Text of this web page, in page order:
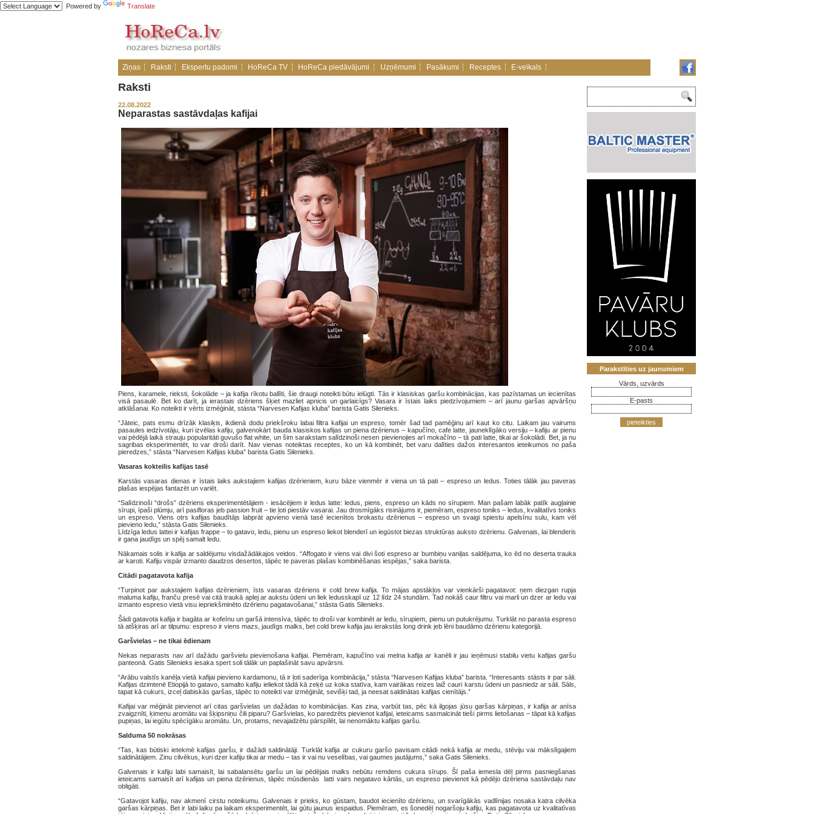
Powered by Translate
Ziņas Raksti Ekspertu padomi HoReCa TV HoReCa piedāvājumi Uzņēmumi Pasākumi Receptes E-veikals
Raksti
22.08.2022
Neparastas sastāvdaļas kafijai
Piens, karamele, rieksti, šokolāde – ja kafija rīkotu ballīti, šie draugi noteikti būtu ielūgti. Tās ir klasiskas garšu kombinācijas, kas pazīstamas un iecienītas
visā pasaulē. Bet ko darīt, ja ierastais dzēriens šķiet mazliet apnicis un garlaicīgs? Vasara ir īstais laiks piedzīvojumiem – arī jaunu garšas apvāršņu
atklāšanai. Ko noteikti ir vērts izmēģināt, stāsta “Narvesen Kafijas kluba” barista Gatis Silenieks.
“Jāteic, pats esmu drīzāk klasiķis, ikdienā dodu priekšroku labai filtra kafijai un espreso, tomēr šad tad pamēģinu arī kaut ko citu. Laikam jau vairums
pasaules iedzīvotāju, kuri izvēlas kafiju, galvenokārt bauda klasiskos kafijas un piena dzērienus – kapučīno, cafe latte, jauneklīgāko versiju – kafiju ar pienu
vai pēdējā laikā strauju popularitāti guvušo flat white, un šim sarakstam salīdzinoši nesen pievienojies arī mokačīno – tā pati latte, tikai ar šokolādi. Bet, ja nu
sagribas eksperimentēt, to var droši darīt. Nav vienas noteiktas receptes, ko un kā kombinēt, bet varu dalīties dažos interesantos ieteikumos no paša
pieredzes,” stāsta “Narvesen Kafijas kluba” barista Gatis Silenieks.
Vasaras kokteilis kafijas tasē
Karstās vasaras dienas ir īstais laiks aukstajiem kafijas dzērieniem, kuru bāze vienmēr ir viena un tā pati – espreso un ledus. Toties tālāk jau paveras
plašas iespējas fantazēt un variēt.
“Salīdzinoši “drošs” dzēriens eksperimentētājiem - iesācējiem ir ledus latte: ledus, piens, espreso un kāds no sīrupiem. Man pašam labāk patīk augļainie
sīrupi, īpaši plūmju, arī pasifloras jeb passion fruit – tie ļoti piestāv vasarai. Jau drosmīgāks risinājums ir, piemēram, espreso toniks – ledus, kvalitatīvs toniks
un espreso. Viens otrs kafijas baudītājs labprāt apvieno vienā tasē iecienītos brokastu dzērienus – espreso un svaigi spiestu apelsīnu sulu, kam vēl
pievieno ledu,” stāsta Gatis Silenieks.
Līdzīga ledus lattei ir kafijas frappe – to gatavo, ledu, pienu un espreso liekot blenderī un iegūstot biezas struktūras auksto dzērienu. Galvenais, lai blenderis
ir gana jaudīgs un spēj samalt ledu.
Nākamais solis ir kafija ar saldējumu visdažādākajos veidos. “Affogato ir viens vai divi šoti espreso ar bumbiņu vaniļas saldējuma, ko ēd no deserta trauka
ar karoti. Kafiju vispār izmanto daudzos desertos, tāpēc te paveras plašas kombinēšanas iespējas,” saka barista.
Citādi pagatavota kafija
“Turpinot par aukstajiem kafijas dzērieniem, īsts vasaras dzēriens ir cold brew kafija. To mājas apstākļos var vienkārši pagatavot: ņem diezgan rupja
maluma kafiju, franču presē vai citā traukā aplej ar aukstu ūdeni un liek ledusskapī uz 12 līdz 24 stundām. Tad nokāš caur filtru vai marli un dzer ar ledu vai
izmanto espreso vietā visu iepriekšminēto dzērienu pagatavošanai,” stāsta Gatis Silenieks.
Šādi gatavota kafija ir bagāta ar kofeīnu un garšā intensīva, tāpēc to droši var kombinēt ar ledu, sīrupiem, pienu un putukrējumu. Turklāt no parasta espreso
tā atšķiras arī ar tilpumu: espreso ir viens mazs, jaudīgs malks, bet cold brew kafija jau ierakstās long drink jeb lēni baudāmo dzērienu kategorijā.
Garšvielas – ne tikai ēdienam
Nekas neparasts nav arī dažādu garšvielu pievienošana kafijai. Piemēram, kapučīno vai melna kafija ar kanēli ir jau ieņēmusi stabilu vietu kafijas garšu
panteonā. Gatis Silenieks iesaka spert soli tālāk un paplašināt savu apvārsni.
“Arābu valstīs kanēļa vietā kafijai pievieno kardamonu, tā ir ļoti saderīga kombinācija,” stāsta “Narvesen Kafijas kluba” barista. “Interesants stāsts ir par sāli.
Kafijas dzimtenē Etiopijā to gatavo, samalto kafiju ieliekot tādā kā zeķē uz koka statīva, kam vairākas reizes laiž cauri karstu ūdeni un pasniedz ar sāli. Sāls,
tapat kā cukurs, izceļ dabiskās garšas, tāpēc to noteikti var izmēģināt, sevišķi tad, ja neesat saldinātas kafijas cienītājs.”
Kafijai var mēģināt pievienot arī citas garšvielas un dažādas to kombinācijas. Kas zina, varbūt tas, pēc kā ilgojas jūsu garšas kārpiņas, ir kafija ar anīsa
zvaigznīti, ķimeņu aromātu vai šķipsniņu čili piparu? Garšvielas, ko paredzēts pievienot kafijai, ieteicams sasmalcināt tieši pirms lietošanas – tāpat kā kafijas
pupiņas, lai iegūtu spēcīgāku aromātu. Un, protams, nevajadzētu pārspīlēt, lai nenomāktu kafijas garšu.
Salduma 50 nokrāsas
“Tas, kas būtiski ietekmē kafijas garšu, ir dažādi saldinātāji. Turklāt kafija ar cukuru garšo pavisam citādi nekā kafija ar medu, stēviju vai mākslīgajiem
saldinātājiem. Zinu cilvēkus, kuri dzer kafiju tikai ar medu – tas ir vai nu veselības, vai gaumes jautājums,” saka Gatis Silenieks.
Galvenais ir kafiju labi samaisīt, lai sabalansētu garšu un lai pēdējais malks nebūtu remdens cukura sīrups. Šī paša iemesla dēļ pirms pasniegšanas
ieteicams samaisīt arī kafijas un piena dzērienus, tāpēc mūsdienās latti vairs negatavo kārtās, un espreso pievienot kā pēdējo dzēriena sastāvdaļu nav
obligāti.
“Gatavojot kafiju, nav akmenī cirstu noteikumu. Galvenais ir prieks, ko gūstam, baudot iecienīto dzērienu, un svarīgākās vadlīnijas nosaka katra cilvēka
garšas kārpiņas. Bet ir labi laiku pa laikam eksperimentēt, lai gūtu jaunus iespaidus. Piemēram, es šonedēļ nogaršoju kafiju, kas pagatavota uz kvalitatīvas
Parakstīties uz jaunumiem
Vārds, uzvārds
E-pasts
pieteikties